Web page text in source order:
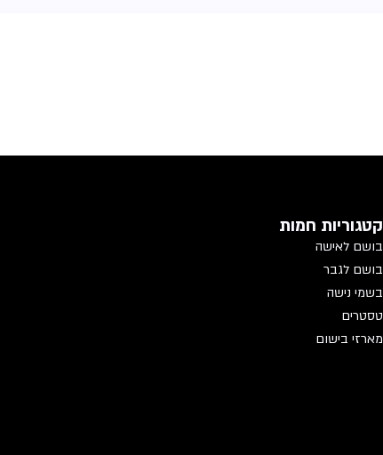
קטגוריות חמות
בושם לאישה
בושם לגבר
בשמי נישה
טסטרים
מארזי בישום